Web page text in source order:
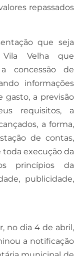
repassados
que seja
Velha que
concessão de
informações
gasto, a previsão
requisitos, a
a forma,
de contas,
execução da
princípios da
publicidade,
no dia 4 de abril,
a notificação